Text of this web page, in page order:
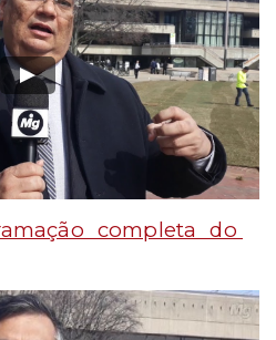
completa do